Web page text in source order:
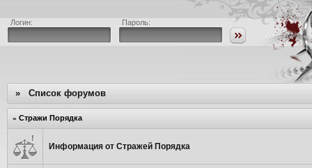
Логин: Пароль:
» Список форумов
» Стражи Порядка
Информация от Стражей Порядка